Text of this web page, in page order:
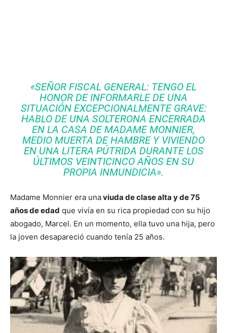
«SEÑOR FISCAL GENERAL: TENGO EL
HONOR DE INFORMARLE DE UNA
SITUACIÓN EXCEPCIONALMENTE GRAVE:
HABLO DE UNA SOLTERONA ENCERRADA
EN LA CASA DE MADAME MONNIER,
MEDIO MUERTA DE HAMBRE Y VIVIENDO
EN UNA LITERA PÚTRIDA DURANTE LOS
ÚLTIMOS VEINTICINCO AÑOS EN SU
PROPIA INMUNDICIA».
Madame Monnier era unaviuda de clase alta y de 75
años de edad que vivía en su rica propiedad con su hijo
abogado, Marcel. En un momento, ella tuvo una hija, pero
la joven desapareció cuando tenía 25 años.